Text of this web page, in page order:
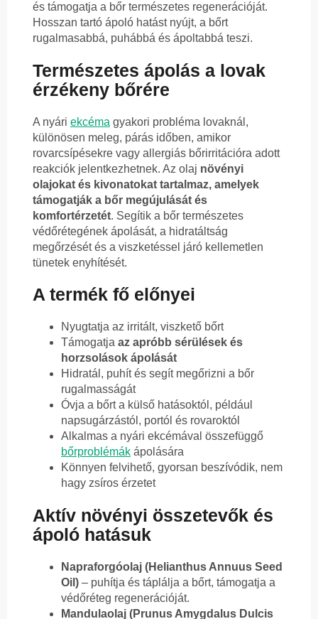
és támogatja a bőr természetes regenerációját.
Hosszan tartó ápoló hatást nyújt, a bőrt
rugalmasabbá, puhábbá és ápoltabbá teszi.
Természetes ápolás a lovak
érzékeny bőrére
A nyári ekcéma gyakori probléma lovaknál,
különösen meleg, párás időben, amikor
rovarcsípésekre vagy allergiás bőrirritációra adott
reakciók jelentkezhetnek. Az olaj növényi
olajokat és kivonatokat tartalmaz, amelyek
támogatják a bőr megújulását és
komfortérzetét. Segítik a bőr természetes
védőrétegének ápolását, a hidratáltság
megőrzését és a viszketéssel járó kellemetlen
tünetek enyhítését.
A termék fő előnyei
Nyugtatja az irritált, viszkető bőrt
Támogatja az apróbb sérülések és
horzsolások ápolását
Hidratál, puhít és segít megőrizni a bőr
rugalmasságát
Óvja a bőrt a külső hatásoktól, például
napsugárzástól, portól és rovaroktól
Alkalmas a nyári ekcémával összefüggő
bőrproblémák ápolására
Könnyen felvihető, gyorsan beszívódik, nem
hagy zsíros érzetet
Aktív növényi összetevők és
ápoló hatásuk
Napraforgóolaj (Helianthus Annuus Seed
Oil) – puhítja és táplálja a bőrt, támogatja a
védőréteg regenerációját.
Mandulaolaj (Prunus Amygdalus Dulcis